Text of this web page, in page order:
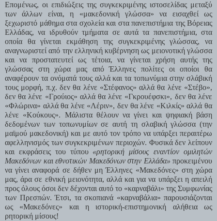
Επομένως, οι επιδιώξεις της συγκεκριμένης ιστοσελίδας μεταξύ
των άλλων είναι, η «μακεδονική γλώσσα» να εισαχθεί ως
ξεχωριστό μάθημα στα σχολεία και στα πανεπιστήμια της Βόρειας
Ελλάδας, να ιδρυθούν τμήματα σε αυτά τα πανεπιστήμια, στα
οποία θα γίνεται εκμάθηση της συγκεκριμένης γλώσσας, να
αναγνωριστεί από την ελληνική κυβέρνηση ως μειονοτική γλώσσα
και να προστατευτεί ως τέτοια, να γίνεται χρήση αυτής της
γλώσσας στη χώρα μας από Έλληνες πολίτες οι οποίοι θα
αναφέρουν τα ονόματά τους αλλά και τα τοπωνύμια στην σλάβική
τους μορφή, π.χ. δεν θα λένε «Στέφανος» αλλά θα λένε «Στέβο»,
δεν θα λένε «Γρούιος» αλλά θα λένε «Γκρουέφσκι», δεν θα λένε
«Φλώρινα» αλλά θα λένε «Λέριν», δεν θα λένε «Κιλκίς» αλλά θα
λένε «Κούκους». Μάλιστα θέλουν να γίνει και ψηφιακή βάση
δεδομένων των τοπωνυμίων σε αυτή τη σλαβική γλώσσα (την
μαϊμού μακεδονική) και με αυτό τον τρόπο να υπάρξει περαιτέρω
αφελληνισμός των συγκεκριμένων περιοχών. Φυσικά δεν λείπουν
και εκφράσεις του τύπου «ρητορική μίσους εναντίον ομιλητών
Μακεδόνων και εθνοτικών Μακεδόνων στην Ελλάδα» προκειμένου
να γίνει αναφορά σε δήθεν μη Έλληνες «Μακεδόνες» στη χώρα
μας, άρα σε εθνική μειονότητα, αλλά και για να υπάρξει η απειλή
προς όλους όσοι δεν δέχονται αυτό το «καρναβάλι» της Συμφωνίας
των Πρεσπών. Έτσι, τα σκοπιανά «καρναβάλια» παρουσιάζονται
ως «Μακεδόνες» και η ιστορική-επιστημονική αλήθεια ως
ρητορική μίσους!